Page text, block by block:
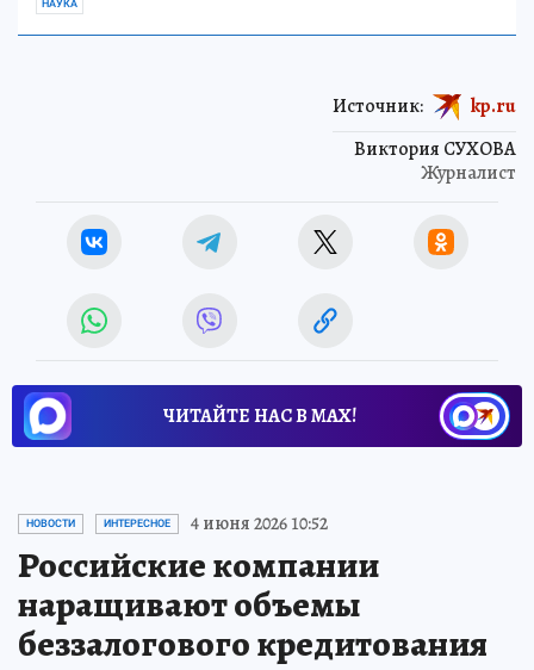
НАУКА
Виктория СУХОВА
Журналист
Источник: kp.ru
ЧИТАЙТЕ НАС В МАХ!
НОВОСТИ ИНТЕРЕСНОЕ 4 июня 2026 10:52
Российские компании
наращивают объемы
беззалогового кредитования